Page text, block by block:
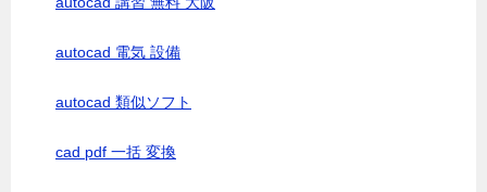
autocad 電気 設備
autocad 類似ソフト
cad pdf 一括 変換